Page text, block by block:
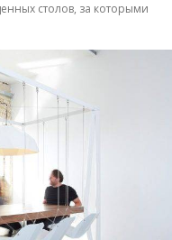
столов, за которыми